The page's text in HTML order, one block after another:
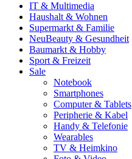
IT & Multimedia
Haushalt & Wohnen
Supermarkt & Familie
NeuBeauty & Gesundheit
Baumarkt & Hobby
Sport & Freizeit
Sale
Notebook
Smartphones
Computer & Tablets
Peripherie & Kabel
Handy & Telefonie
Wearables
TV & Heimkino